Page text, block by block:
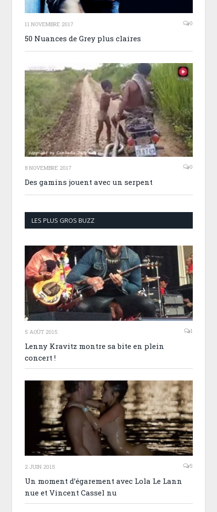
11 NOVEMBRE 2017 0
50 Nuances de Grey plus claires
8 NOVEMBRE 2017 0
Des gamins jouent avec un serpent
LES PLUS GROS BUZZ
5 AOÛT 2015 1
Lenny Kravitz montre sa bite en plein
concert !
2 JUIN 2015 5
Un moment d’égarement avec Lola Le Lann
nue et Vincent Cassel nu